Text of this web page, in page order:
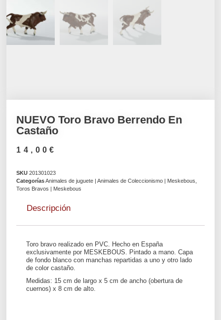
NUEVO Toro Bravo Berrendo En
Castaño
14,00€
SKU201301023
Categorías Animales de juguete | Animales de Coleccionismo | Meskebous
Toros Bravos | Meskebous
Descripción
Toro bravo realizado en PVC. Hecho en España
exclusivamente por MESKEBOUS. Pintado a mano. Capa
de fondo blanco con manchas repartidas a uno y otro lado
de color castaño.
Medidas: 15 cm de largo x 5 cm de ancho (obertura de
cuernos) x 8 cm de alto.